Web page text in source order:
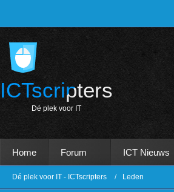
ICTscripters
Dé p e k voor T
Home Forum ICT Nieuws
Dé plek voor IT - ICTscripters Leden